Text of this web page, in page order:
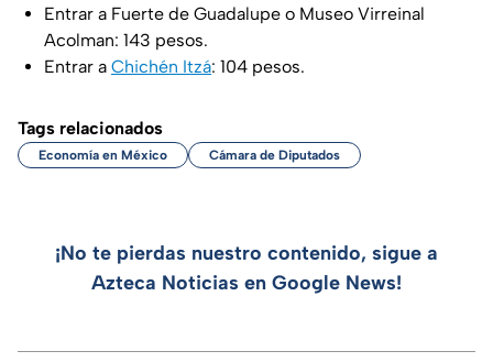
Entrar a Fuerte de Guadalupe o Museo Virreinal
Acolman: 143 pesos.
Entrar a Chichén Itzá: 104 pesos.
Tags relacionados
Economía en México Cámara de Diputados
¡No te pierdas nuestro contenido, sigue a
Azteca Noticias en Google News!